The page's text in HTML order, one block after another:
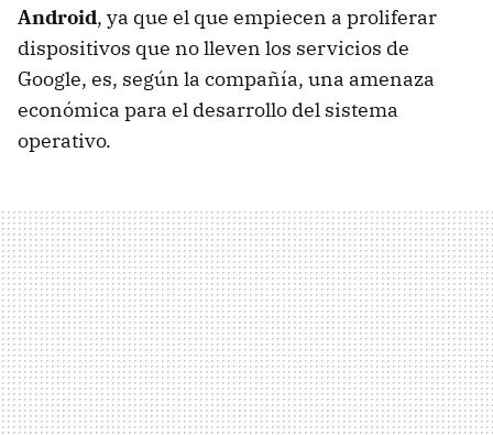
Android, ya que el que empiecen a proliferar
dispositivos que no lleven los servicios de
Google, es, según la compañía, una amenaza
económica para el desarrollo del sistema
operativo.